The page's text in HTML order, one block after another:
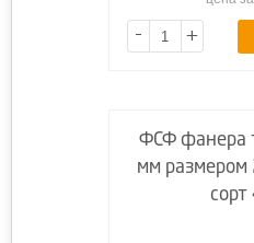
- +
ФСФ фанера
мм размером
сорт